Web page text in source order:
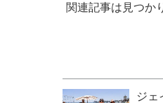
関連記事は見つか
ジェ